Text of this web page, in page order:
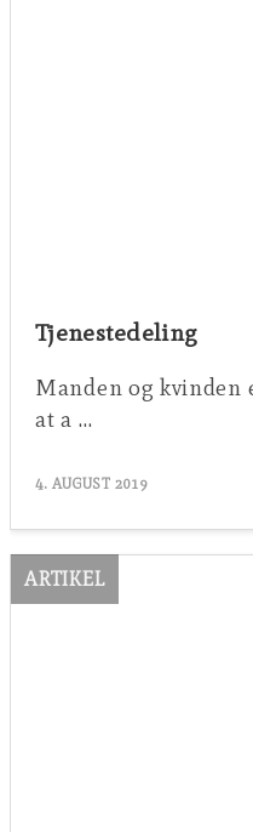
Tjenestedeling
Manden og kvinden
at a …
4. AUGUST 2019
ARTIKEL